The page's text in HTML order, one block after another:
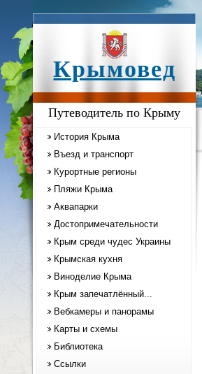
Крымовед
Путеводитель по Крыму
История Крыма
Въезд и транспорт
Курортные регионы
Пляжи Крыма
Аквапарки
Достопримечательности
Крым среди чудес Украины
Крымская кухня
Виноделие Крыма
Крым запечатлённый...
Вебкамеры и панорамы
Карты и схемы
Библиотека
Ссылки